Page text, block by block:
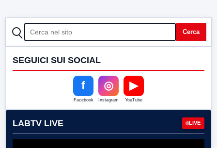
CERCA Cerca
SEGUICI SUI SOCIAL
f
Facebook
◎
Instagram
▶
YouTube
LABTV LIVE LIVE